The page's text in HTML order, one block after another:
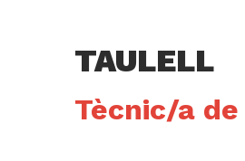
TAULELL
Tècnic/a